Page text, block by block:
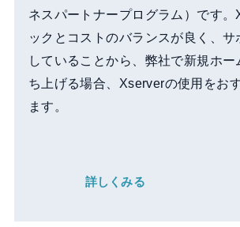
ネスパートナープログラム）です
ックとコストのバランスが良く、サ
していることから、弊社で新規ホー
ち上げる場合、Xserverの使用をお
ます。
詳しくみる